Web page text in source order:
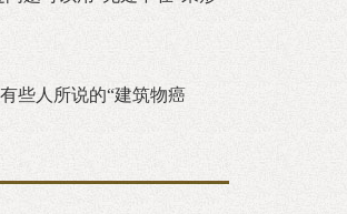
些人所说的“建筑物癌